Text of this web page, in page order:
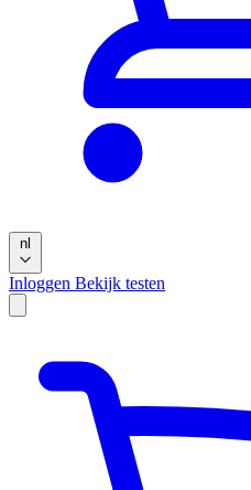
nl
Inloggen Bekijk testen